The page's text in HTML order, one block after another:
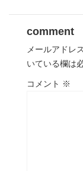
comment
メールアドレ
いている欄は
コメント ※